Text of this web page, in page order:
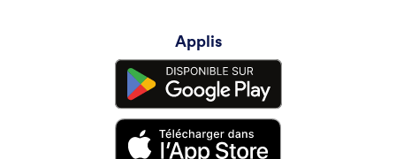
Applis